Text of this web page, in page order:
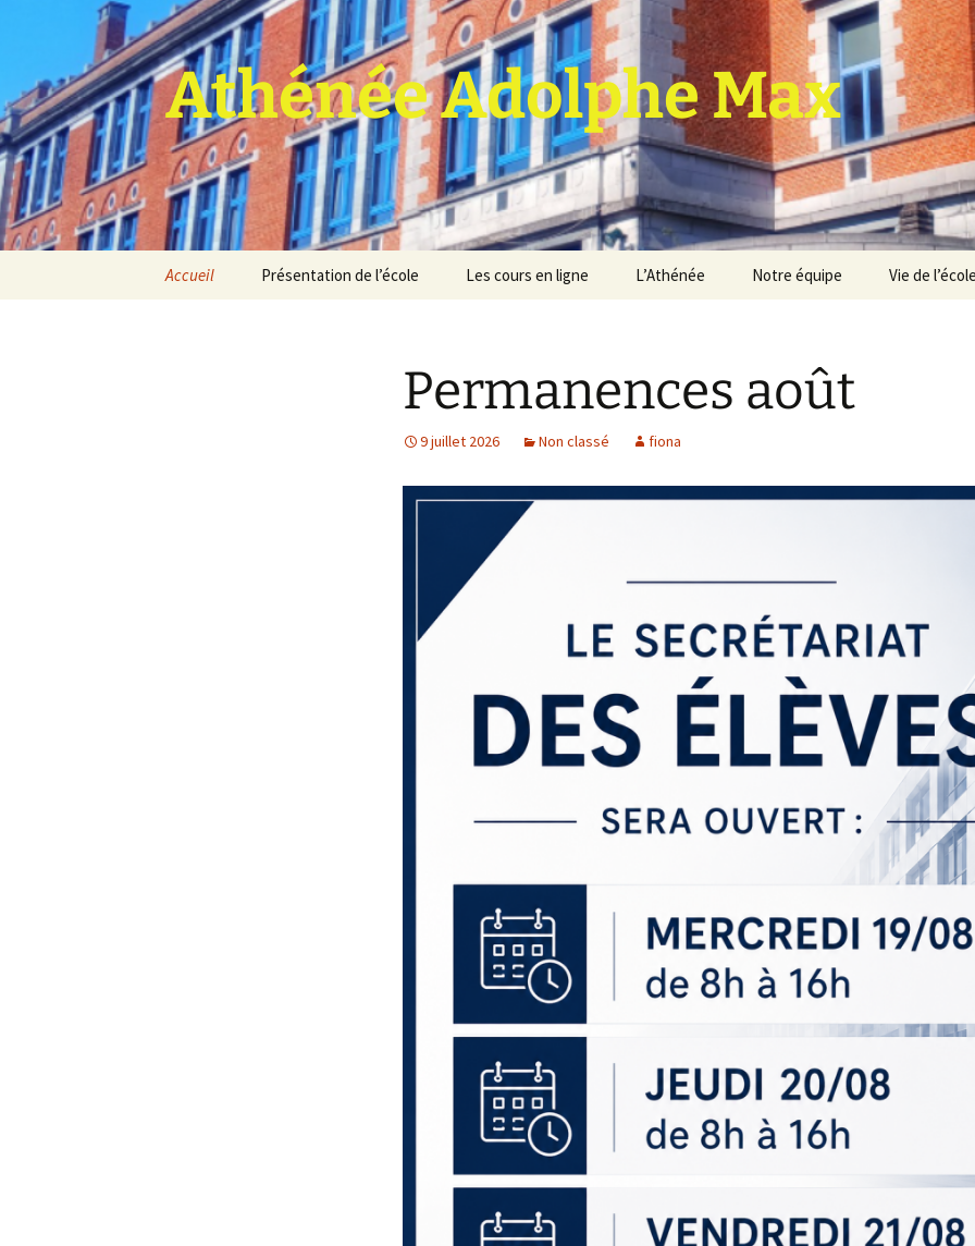
Athénée Adolphe Max
Accueil Présentation de l’école Les cours en ligne
Règlement d’ordre
intérieur
L’Athénée
Examens 3e
Méthode de
Notre équipe Vie de
Permanences août
9 juillet 2026 Non classé fiona